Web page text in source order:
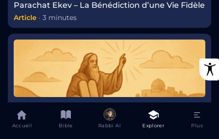
Parachat Ekev – La Bénédiction d’une Vie Fidèle
Article · 3 minutes
Parachat Vaetchanan – Paracha hebdomadaire
Plan 7 chapitres
Accueil Bible Rabbi AI Explorer Plus